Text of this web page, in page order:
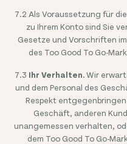
7.2 Als Voraussetzung für
zu Ihrem Konto sind Sie
Gesetze und Vorschriften
des Too Good To Go-
7.3 Ihr Verhalten.Wir
und dem Personal des
Respekt
Geschäft, anderen
unangemessen verhalten,
dem Too Good To Go-